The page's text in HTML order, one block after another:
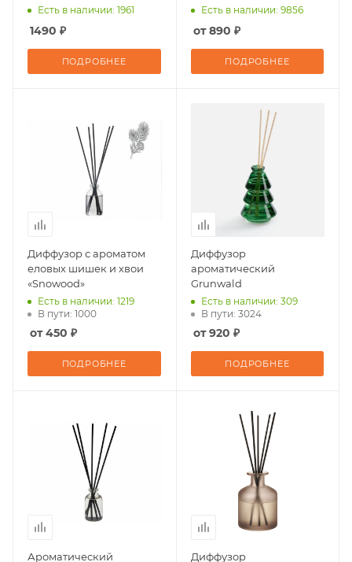
Glowside, табак и ваниль
Есть в наличии: 1961
1490 ₽
ПОДРОБНЕЕ
цитрус
Есть в наличии: 9856
от 890 ₽
ПОДРОБНЕЕ
Диффузор с ароматом
еловых шишек и хвои
«Snowood»
Есть в наличии: 1219
В пути: 1000
от 450 ₽
ПОДРОБНЕЕ
Диффузор
ароматический
Grunwald
Есть в наличии: 309
В пути: 3024
от 920 ₽
ПОДРОБНЕЕ
Ароматический
Диффузор